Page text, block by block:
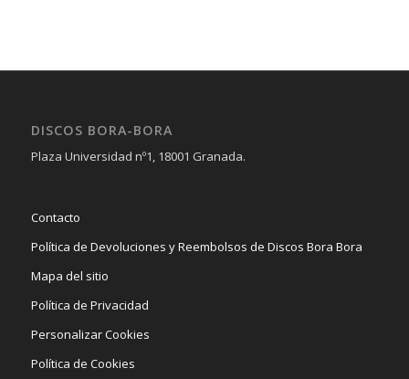
DISCOS BORA-BORA
Plaza Universidad nº1, 18001 Granada.
Contacto
Política de Devoluciones y Reembolsos de Discos Bora Bora
Mapa del sitio
Política de Privacidad
Personalizar Cookies
Política de Cookies